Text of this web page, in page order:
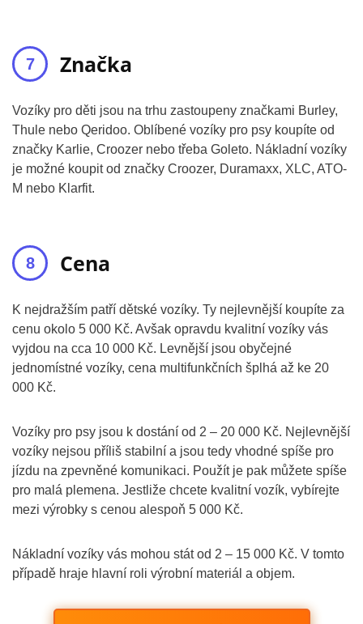
Značka
Vozíky pro děti jsou na trhu zastoupeny značkami Burley,
Thule nebo Qeridoo. Oblíbené vozíky pro psy koupíte od
značky Karlie, Croozer nebo třeba Goleto. Nákladní vozíky
je možné koupit od značky Croozer, Duramaxx, XLC, ATO-
M nebo Klarfit.
Cena
K nejdražším patří dětské vozíky. Ty nejlevnější koupíte za
cenu okolo 5 000 Kč. Avšak opravdu kvalitní vozíky vás
vyjdou na cca 10 000 Kč. Levnější jsou obyčejné
jednomístné vozíky, cena multifunkčních šplhá až ke 20
000 Kč.
Vozíky pro psy jsou k dostání od 2 – 20 000 Kč. Nejlevnější
vozíky nejsou příliš stabilní a jsou tedy vhodné spíše pro
jízdu na zpevněné komunikaci. Použít je pak můžete spíše
pro malá plemena. Jestliže chcete kvalitní vozík, vybírejte
mezi výrobky s cenou alespoň 5 000 Kč.
Nákladní vozíky vás mohou stát od 2 – 15 000 Kč. V tomto
případě hraje hlavní roli výrobní materiál a objem.